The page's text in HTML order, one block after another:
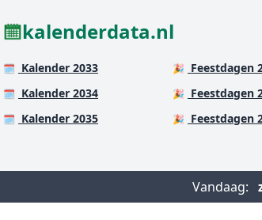
kalenderdata.nl
🗓️ Kalender 2033
🗓️ Kalender 2034
🗓️ Kalender 2035
🎉 Feestdagen
🎉 Feestdagen
🎉 Feestdagen
Vandaag: